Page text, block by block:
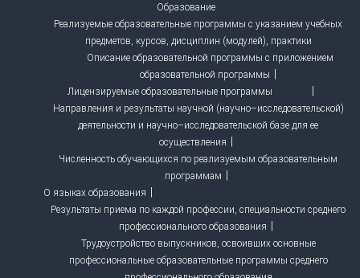
Образование
Реализуемые образовательные программы с указанием учебных
предметов, курсов, дисциплин (модулей), практики
Описание образовательной программы с приложением
образовательной программы
Лицензируемые образовательные программы
Направления и результаты научной (научно–исследовательской)
деятельности и научно–исследовательской базе для ее
осуществления
Численность обучающихся по реализуемым образовательным
программам
О языках образования
Результаты приема по каждой профессии, специальности среднего
профессионального образования
Трудоустройство выпускников, освоивших основные
профессиональные образовательные программы среднего